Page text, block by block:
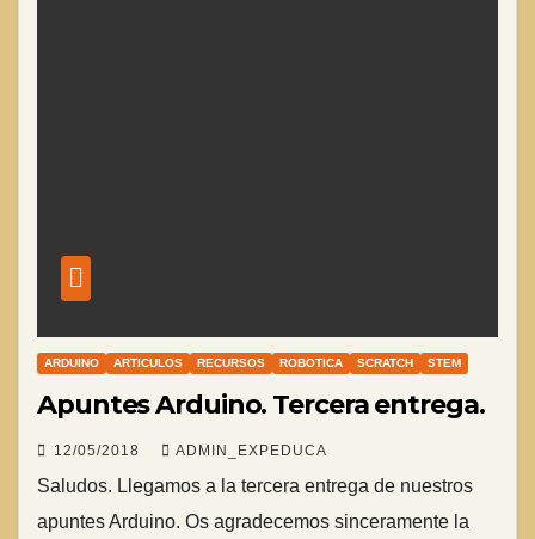
ARDUINO ARTICULOS RECURSOS ROBOTICA SCRATCH STEM
Apuntes Arduino. Tercera entrega.
12/05/2018 ADMIN_EXPEDUCA
Saludos. Llegamos a la tercera entrega de nuestros
apuntes Arduino. Os agradecemos sinceramente la